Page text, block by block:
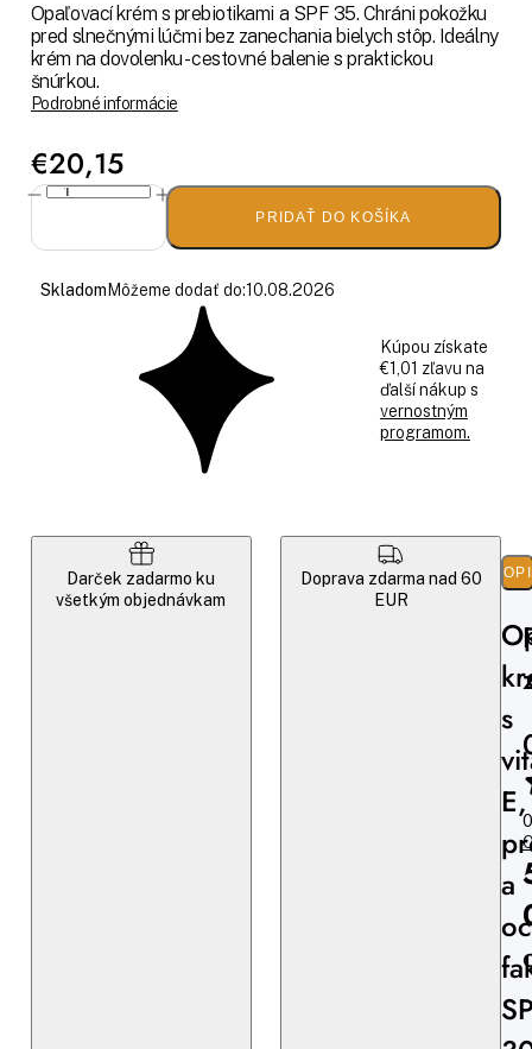
Opaľovací krém s prebiotikami a SPF 35. Chráni pokožku
pred slnečnými lúčmi bez zanechania bielych stôp. Ideálny
krém na dovolenku - cestovné balenie s praktickou
šnúrkou.
Podrobné informácie
€20,15
PRIDAŤ DO KOŠÍKA
Skladom Môžeme dodať do:10.08.2026
Kúpou získate
€1,01 zľavu na
ďalší nákup s
vernostným
programom.
Darček zadarmo ku
všetkým objednávkam
Doprava zdarma nad 60
EUR
s
E,
a